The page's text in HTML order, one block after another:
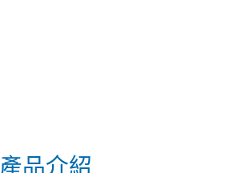
產品介紹